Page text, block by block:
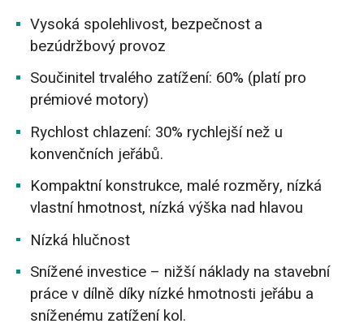
Vysoká spolehlivost, bezpečnost a
bezúdržbový provoz
Součinitel trvalého zatížení: 60% (platí pro
prémiové motory)
Rychlost chlazení: 30% rychlejší než u
konvenčních jeřábů.
Kompaktní konstrukce, malé rozměry, nízká
vlastní hmotnost, nízká výška nad hlavou
Nízká hlučnost
Snížené investice – nižší náklady na stavební
práce v dílně díky nízké hmotnosti jeřábu a
sníženému zatížení kol.